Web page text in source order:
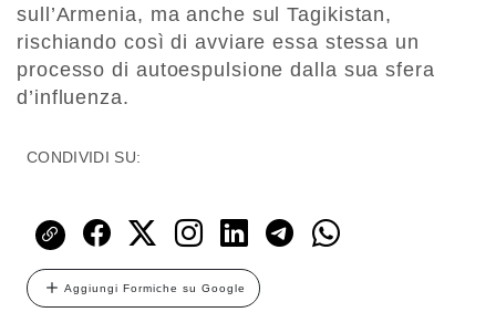
sull’Armenia, ma anche sul Tagikistan,
rischiando così di avviare essa stessa un
processo di autoespulsione dalla sua sfera
d’influenza.
CONDIVIDI SU:
Aggiungi Formiche su Google